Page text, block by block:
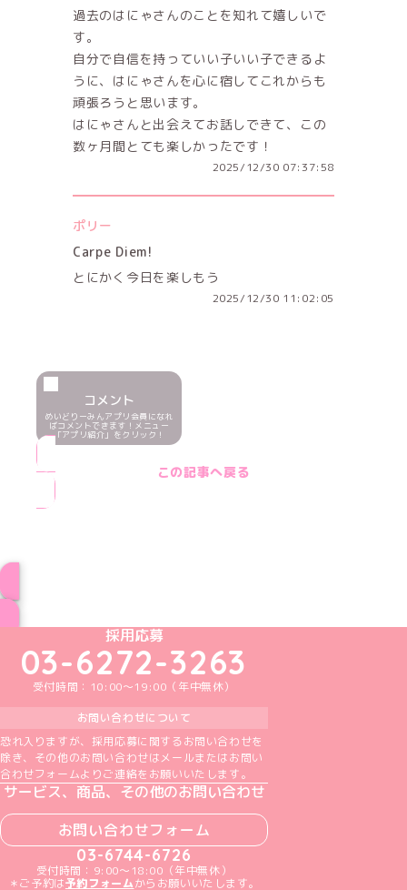
過去のはにゃさんのことを知れて嬉しいで
す。
自分で自信を持っていい子いい子できるよ
うに、はにゃさんを心に宿してこれからも
頑張ろうと思います。
はにゃさんと出会えてお話しできて、この
数ヶ月間とても楽しかったです！
2025/12/30 07:37:58
ポリー
Carpe Diem!
とにかく今日を楽しもう
2025/12/30 11:02:05
コメント
めいどりーみんアプリ会員になれ
ばコメントできます！メニュー
「アプリ紹介」をクリック！
この記事へ戻る
めいどりーみんTikTok公式アカウント
めいどりーみんX公式アカウント
めいどりーみんInstagram公式アカウント
めいどりーみんFacebook公式アカウン
めいどりーみんYouTube公式アカ
採用応募
03-6272-3263
受付時間：10:00～19:00（年中無休）
お問い合わせについて
恐れ入りますが、採用応募に関するお問い合わせを
除き、その他のお問い合わせはメールまたはお問い
合わせフォームよりご連絡をお願いいたします。
サービス、商品、その他のお問い合わせ
お問い合わせフォーム
03-6744-6726
受付時間：9:00～18:00（年中無休）
＊ご予約は予約フォームからお願いいたします。